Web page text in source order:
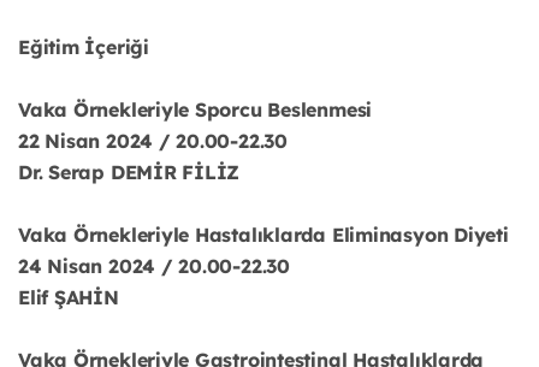
Eğitim İçeriği
Vaka Örnekleriyle Sporcu Beslenmesi
22 Nisan 2024 / 20.00-22.30
Dr. Serap DEMİR FİLİZ
Vaka Örnekleriyle Hastalıklarda Eliminasyon Diyeti
24 Nisan 2024 / 20.00-22.30
Elif ŞAHİN
Vaka Örnekleriyle Gastrointestinal Hastalıklarda